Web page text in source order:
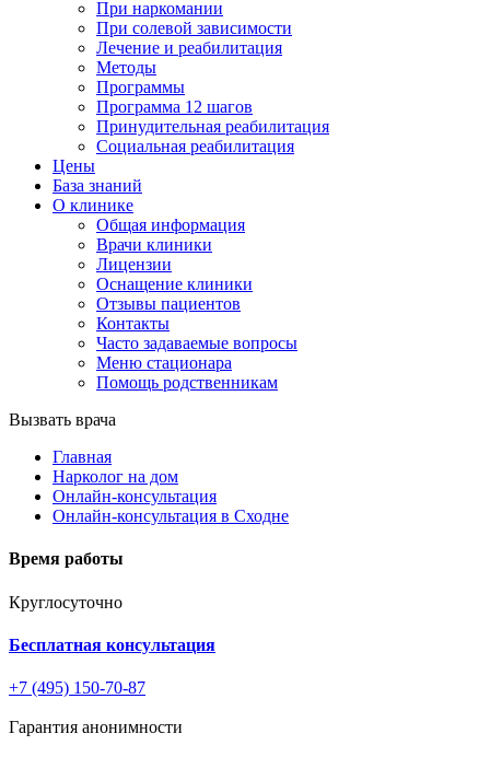
При наркомании
При солевой зависимости
Лечение и реабилитация
Методы
Программы
Программа 12 шагов
Принудительная реабилитация
Социальная реабилитация
Цены
База знаний
О клинике
Общая информация
Врачи клиники
Лицензии
Оснащение клиники
Отзывы пациентов
Контакты
Часто задаваемые вопросы
Меню стационара
Помощь родственникам
Вызвать врача
Главная
Нарколог на дом
Онлайн-консультация
Онлайн-консультация в Сходне
Время работы
Круглосуточно
Бесплатная консультация
+7 (495) 150-70-87
Гарантия анонимности